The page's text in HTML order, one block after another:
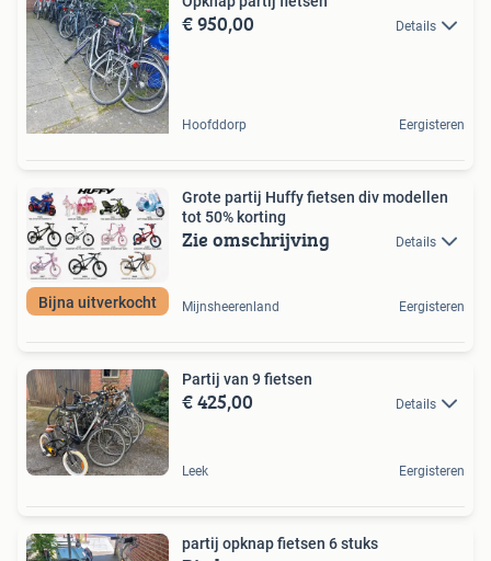
€ 950,00 Details
Hoofddorp Eergisteren
Bijna uitverkocht
Grote partij Huffy fietsen div modellen
tot 50% korting
Zie omschrijving Details
Mijnsheerenland Eergisteren
Partij van 9 fietsen
€ 425,00 Details
Leek Eergisteren
partij opknap fietsen 6 stuks